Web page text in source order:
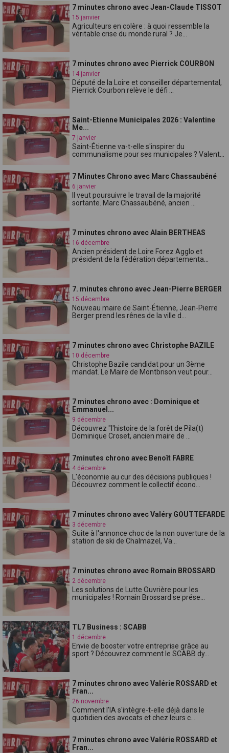
7 minutes chrono avec Jean-Claude TISSOT
15 janvier
Agriculteurs en colère : à quoi ressemble la
véritable crise du monde rural ? Je...
7 minutes chrono avec Pierrick COURBON
14 janvier
Député de la Loire et conseiller départemental,
Pierrick Courbon relève le défi ...
Saint-Etienne Municipales 2026 : Valentine
Me...
7 janvier
Saint-Étienne va-t-elle s'inspirer du
communalisme pour ses municipales ? Valent...
7 Minutes Chrono avec Marc Chassaubéné
6 janvier
Il veut poursuivre le travail de la majorité
sortante. Marc Chassaubéné, ancien ...
7 minutes chrono avec Alain BERTHEAS
16 décembre
Ancien président de Loire Forez Agglo et
président de la fédération départementa...
7. minutes chrono avec Jean-Pierre BERGER
15 décembre
Nouveau maire de Saint-Étienne, Jean-Pierre
Berger prend les rênes de la ville d...
7 minutes chrono avec Christophe BAZILE
10 décembre
Christophe Bazile candidat pour un 3ème
mandat. Le Maire de Montbrison veut pour...
7 minutes chrono avec : Dominique et
Emmanuel...
9 décembre
Découvrez "l'histoire de la forêt de Pila(t)
Dominique Croset, ancien maire de ...
7minutes chrono avec Benoît FABRE
4 décembre
L'économie au cur des décisions publiques !
Découvrez comment le collectif écono...
7 minutes chrono avec Valéry GOUTTEFARDE
3 décembre
Suite à l'annonce choc de la non ouverture de la
station de ski de Chalmazel, Va...
7 minutes chrono avec Romain BROSSARD
2 décembre
Les solutions de Lutte Ouvrière pour les
municipales ! Romain Brossard se prése...
TL7 Business : SCABB
1 décembre
Envie de booster votre entreprise grâce au
sport ? Découvrez comment le SCABB dy...
7 minutes chrono avec Valérie ROSSARD et
Fran...
26 novembre
Comment l'IA s'intègre-t-elle déjà dans le
quotidien des avocats et chez leurs c...
7 minutes chrono avec Valérie ROSSARD et
Fran...